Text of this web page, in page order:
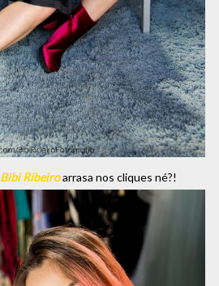
Bibi Ribeiroarrasa nos cliques né?!